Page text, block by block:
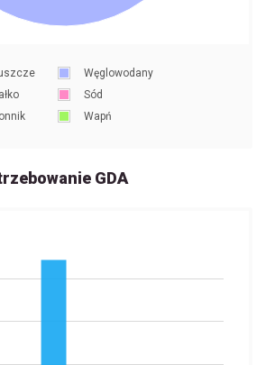
Węglowodany
Sód
Wapń
GDA